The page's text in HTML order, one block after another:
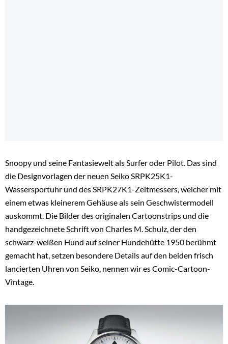
Snoopy und seine Fantasiewelt als Surfer oder Pilot. Das sind
die Designvorlagen der neuen Seiko SRPK25K1-
Wassersportuhr und des SRPK27K1-Zeitmessers, welcher mit
einem etwas kleinerem Gehäuse als sein Geschwistermodell
auskommt. Die Bilder des originalen Cartoonstrips und die
handgezeichnete Schrift von Charles M. Schulz, der den
schwarz-weißen Hund auf seiner Hundehütte 1950 berühmt
gemacht hat, setzen besondere Details auf den beiden frisch
lancierten Uhren von Seiko, nennen wir es Comic-Cartoon-
Vintage.